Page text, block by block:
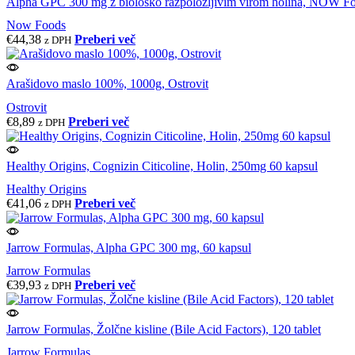
Now Foods
€44,38 z DPH Preberi več
Arašidovo maslo 100%, 1000g, Ostrovit
Ostrovit
€8,89 z DPH Preberi več
Healthy Origins, Cognizin Citicoline, Holin, 250mg 60 kapsul
Healthy Origins
€41,06 z DPH Preberi več
Jarrow Formulas, Alpha GPC 300 mg, 60 kapsul
Jarrow Formulas
€39,93 z DPH Preberi več
Jarrow Formulas, Žolčne kisline (Bile Acid Factors), 120 tablet